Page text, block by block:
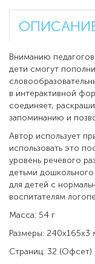
Вниманию
дети смогут
в интерактивной
соединяет,
запоминанию и
Автор использует
использовать это
уровень речевого
детьми
для детей с
воспитателям
Масса: 54 г
Размеры: 240x165x3
Страниц: 32 (Офсет)